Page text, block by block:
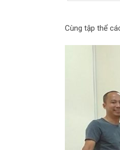
Cùng tập thể